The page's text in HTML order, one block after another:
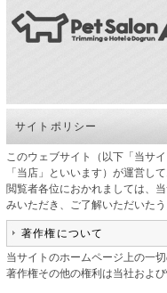
サイトポリシー
このウェブサイト（以下「当サ
「当店」といいます）が運営して
閲覧者各位におかれましては、
みいただき、ご了解いただいたう
著作権について
当サイトのホームページ上の一
著作権その他の権利は当社およ